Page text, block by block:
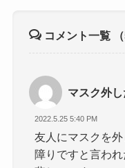
コメント一覧
マスク外
2022.5.25 5:40 PM
友人にマスクを
障りですと言われ